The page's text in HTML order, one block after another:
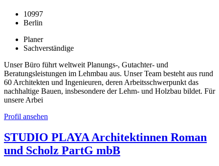
10997
Berlin
Planer
Sachverständige
Unser Büro führt weltweit Planungs-, Gutachter- und
Beratungsleistungen im Lehmbau aus. Unser Team besteht aus rund
60 Architekten und Ingenieuren, deren Arbeitsschwerpunkt das
nachhaltige Bauen, insbesondere der Lehm- und Holzbau bildet. Für
unsere Arbei
Profil ansehen
STUDIO PLAYA Architektinnen Roman
und Scholz PartG mbB